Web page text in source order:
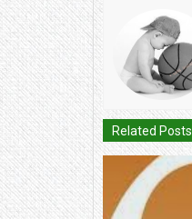
Related Posts